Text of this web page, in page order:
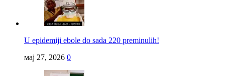
U epidemiji ebole do sada 220 preminulih!
мај 27, 2026 0